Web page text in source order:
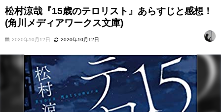
松村涼哉『15歳のテロリスト』あらすじと感想！
(角川メディアワークス文庫)
2020年10月12日 2020年10月12日